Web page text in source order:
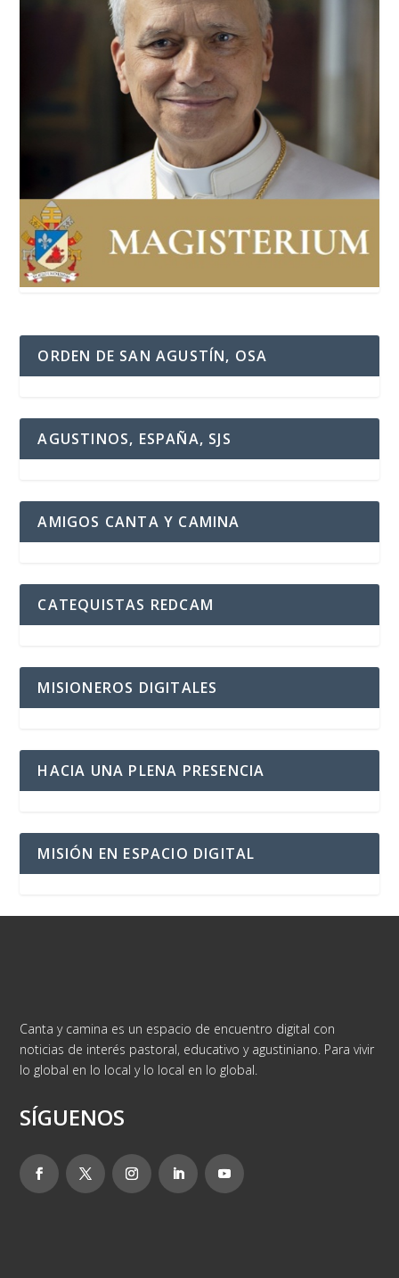
ORDEN DE SAN AGUSTÍN, OSA
AGUSTINOS, ESPAÑA, SJS
AMIGOS CANTA Y CAMINA
CATEQUISTAS REDCAM
MISIONEROS DIGITALES
HACIA UNA PLENA PRESENCIA
MISIÓN EN ESPACIO DIGITAL
Canta y camina es un espacio de encuentro digital con
noticias de interés pastoral, educativo y agustiniano. Para vivir
lo global en lo local y lo local en lo global.
SÍGUENOS